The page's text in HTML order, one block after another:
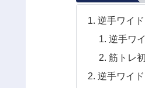
逆手ワイ
逆手ワ
筋トレ
逆手ワイ